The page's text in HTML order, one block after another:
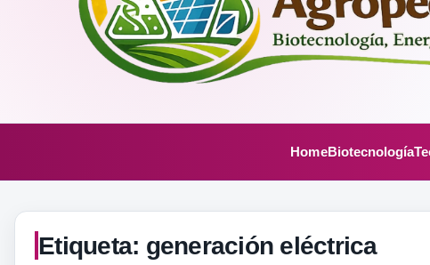
HomeBiotecnología
Etiqueta: generación eléctrica